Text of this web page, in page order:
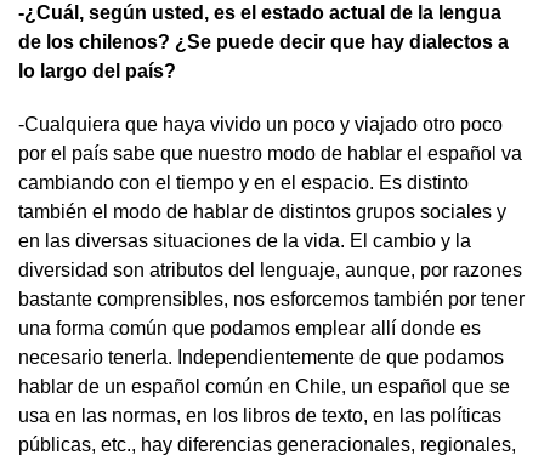
-¿Cuál, según usted, es el estado actual de la lengua
de los chilenos? ¿Se puede decir que hay dialectos a
lo largo del país?
-Cualquiera que haya vivido un poco y viajado otro poco
por el país sabe que nuestro modo de hablar el español va
cambiando con el tiempo y en el espacio. Es distinto
también el modo de hablar de distintos grupos sociales y
en las diversas situaciones de la vida. El cambio y la
diversidad son atributos del lenguaje, aunque, por razones
bastante comprensibles, nos esforcemos también por tener
una forma común que podamos emplear allí donde es
necesario tenerla. Independientemente de que podamos
hablar de un español común en Chile, un español que se
usa en las normas, en los libros de texto, en las políticas
públicas, etc., hay diferencias generacionales, regionales,